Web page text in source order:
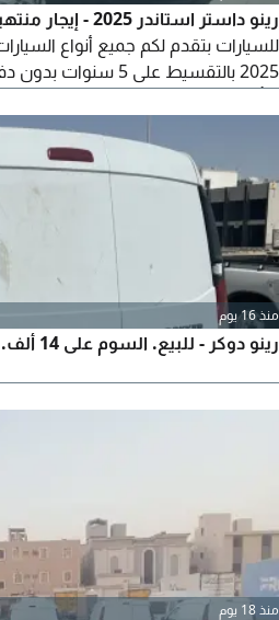
رينو داستر
2025 بالتقسيط على 5
سيارتك خلال 3 أيام. للتواصل أ محمد
منذ 16 يوم
رينو دوكر - للبيع. السوم على 14 ألف. يتوفر حبتين.
منذ 18 يوم